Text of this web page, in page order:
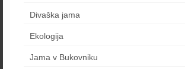
Divaška jama
Ekologija
Jama v Bukovniku